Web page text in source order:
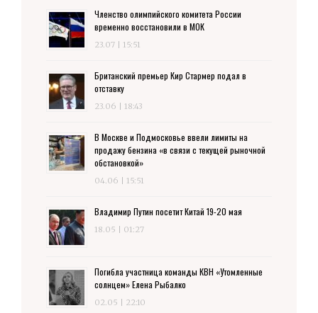
Членство олимпийского комитета России
временно восстановили в МОК
23.07 | 15:51
Британский премьер Кир Стармер подал в
отставку
23.06 | 18:43
В Москве и Подмосковье ввели лимиты на
продажу бензина «в связи с текущей рыночной
обстановкой»
04.06 | 15:51
Владимир Путин посетит Китай 19-20 мая
18.05 | 01:27
Погибла участница команды КВН «Утомленные
солнцем» Елена Рыбалко
02.05 | 22:10